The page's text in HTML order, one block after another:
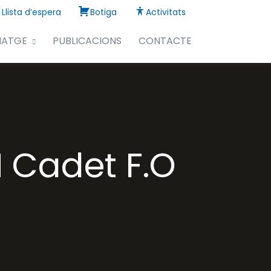
Llista d’espera Botiga Activitats
PUBLICACIONS CONTACTE
Cadet F.O